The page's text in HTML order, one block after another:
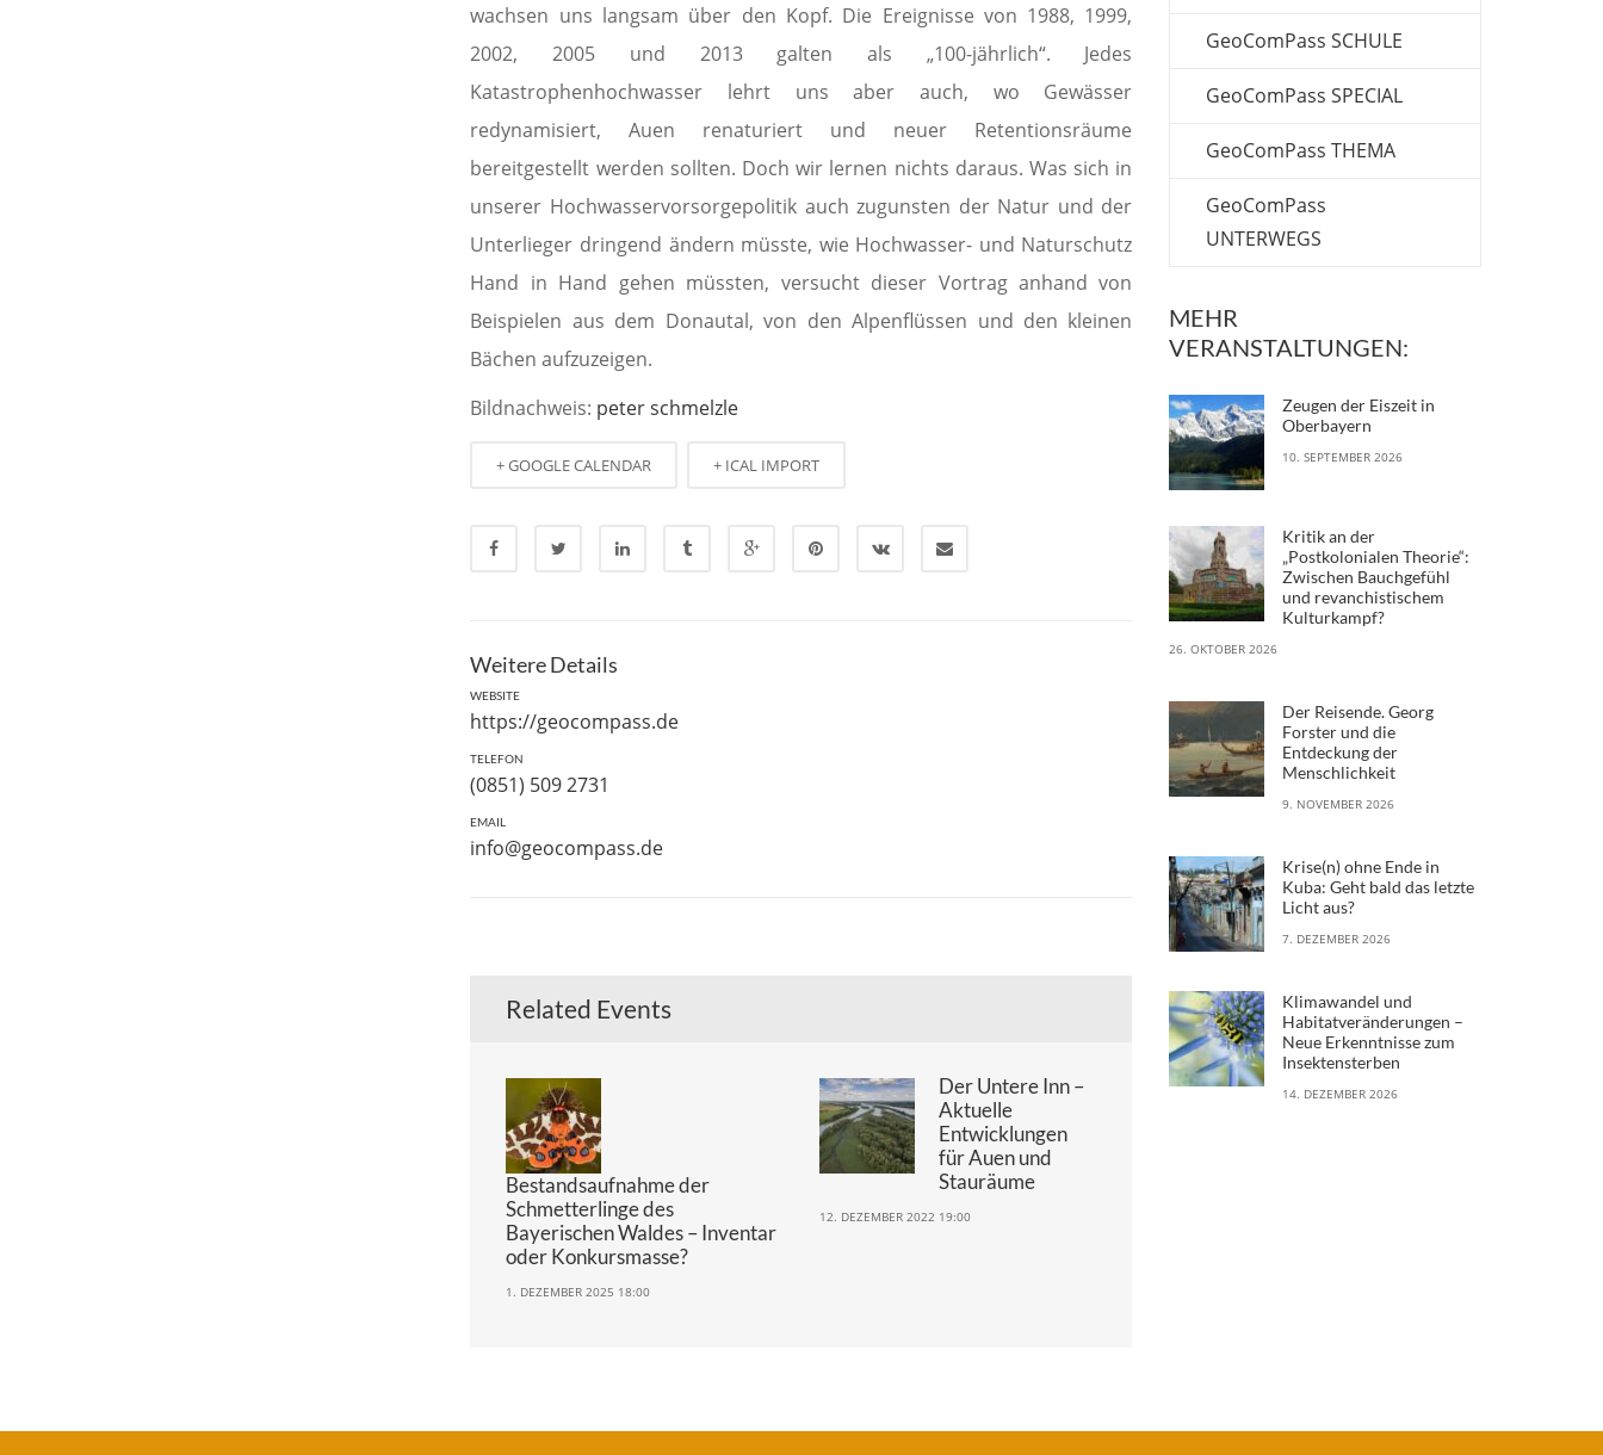
wachsen uns langsam über den Kopf. Die Ereignisse von 1988, 1999,
2002, 2005 und 2013 galten als „100-jährlich“. Jedes
Katastrophenhochwasser lehrt uns aber auch, wo Gewässer
redynamisiert, Auen renaturiert und neuer Retentionsräume
bereitgestellt werden sollten. Doch wir lernen nichts daraus. Was sich in
unserer Hochwasservorsorgepolitik auch zugunsten der Natur und der
Unterlieger dringend ändern müsste, wie Hochwasser- und Naturschutz
Hand in Hand gehen müssten, versucht dieser Vortrag anhand von
Beispielen aus dem Donautal, von den Alpenflüssen und den kleinen
Bächen aufzuzeigen.
Bildnachweis: peter schmelzle
+ GOOGLE CALENDAR + ICAL IMPORT
Weitere Details
WEBSITE
https://geocompass.de
TELEFON
(0851) 509 2731
EMAIL
info@geocompass.de
Related Events
Bestandsaufnahme der
Schmetterlinge des
Bayerischen Waldes – Inventar
oder Konkursmasse?
1. DEZEMBER 2025 18:00
Der Untere Inn –
Aktuelle
Entwicklungen
für Auen und
Stauräume
12. DEZEMBER 2022 19:00
GeoComPass SCHULE
GeoComPass SPECIAL
GeoComPass THEMA
GeoComPass
UNTERWEGS
MEHR
VERANSTALTUNGEN:
Zeugen der Eiszeit in
Oberbayern
10. SEPTEMBER 2026
Kritik an der
„Postkolonialen Theorie“:
Zwischen Bauchgefühl
und revanchistischem
Kulturkampf?
26. OKTOBER 2026
Der Reisende. Georg
Forster und die
Entdeckung der
Menschlichkeit
9. NOVEMBER 2026
Krise(n) ohne Ende in
Kuba: Geht bald das letzte
Licht aus?
7. DEZEMBER 2026
Klimawandel und
Habitatveränderungen –
Neue Erkenntnisse zum
Insektensterben
14. DEZEMBER 2026